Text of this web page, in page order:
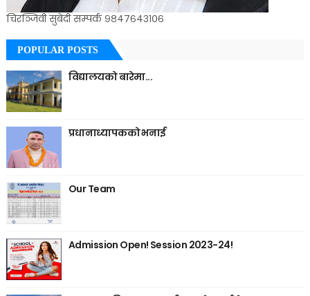
चिरञ्जिवी सुबेदी सम्पर्क ९८४७६४३१०६
POPULAR POSTS
विद्यालयको बारेमा...
प्रधानाध्यापकको भनाई
Our Team
Admission Open! Session 2023-24!